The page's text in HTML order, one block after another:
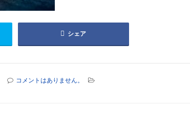
シェア
コメントはありません。